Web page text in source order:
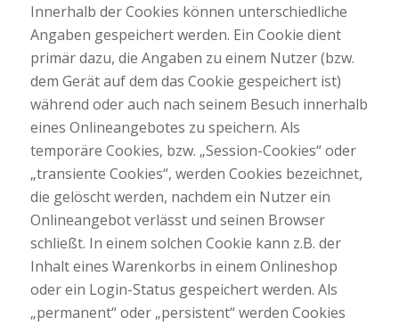
Innerhalb der Cookies können unterschiedliche
Angaben gespeichert werden. Ein Cookie dient
primär dazu, die Angaben zu einem Nutzer (bzw.
dem Gerät auf dem das Cookie gespeichert ist)
während oder auch nach seinem Besuch innerhalb
eines Onlineangebotes zu speichern. Als
temporäre Cookies, bzw. „Session-Cookies“ oder
„transiente Cookies“, werden Cookies bezeichnet,
die gelöscht werden, nachdem ein Nutzer ein
Onlineangebot verlässt und seinen Browser
schließt. In einem solchen Cookie kann z.B. der
Inhalt eines Warenkorbs in einem Onlineshop
oder ein Login-Status gespeichert werden. Als
„permanent“ oder „persistent“ werden Cookies